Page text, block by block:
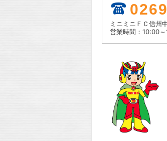
ミニミニＦＣ信州
営業時間：10:00